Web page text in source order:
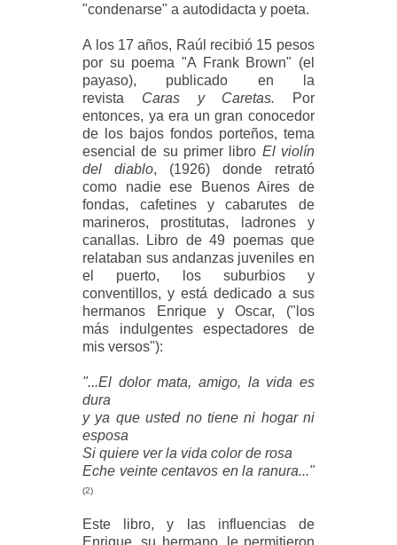
"condenarse" a autodidacta y poeta.
A los 17 años, Raúl recibió 15 pesos
por su poema "A Frank Brown" (el
payaso), publicado en la
revista Caras y Caretas.
Por
entonces, ya era un gran conocedor
de los bajos fondos porteños, tema
esencial de su primer libro El violín
del diablo, (1926) donde retrató
como nadie ese Buenos Aires de
fondas, cafetines y cabarutes de
marineros, prostitutas, ladrones y
canallas. Libro de 49 poemas que
relataban sus andanzas juveniles en
el puerto, los suburbios y
conventillos, y está dedicado a sus
hermanos Enrique y Oscar, ("los
más indulgentes espectadores de
mis versos"):
"...El dolor mata, amigo, la vida es
dura
y ya que usted no tiene ni hogar ni
esposa
Si quiere ver la vida color de rosa
Eche veinte centavos en la ranura..."
(2)
Este libro, y las influencias de
Enrique, su hermano, le permitieron